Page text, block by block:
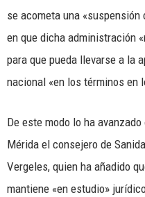
se acometa una
en que dicha administración
para que pueda llevarse a la
nacional «en los términos en
De este modo lo ha
Mérida el consejero de
Vergeles, quien ha añadido
mantiene «en estudio»